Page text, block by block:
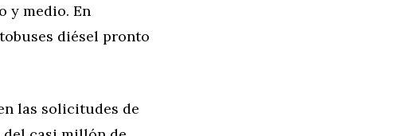
y medio. En
diésel pronto
las solicitudes de